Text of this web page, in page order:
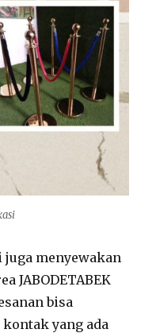
juga menyewakan
JABODETABEK
bisa
yang ada